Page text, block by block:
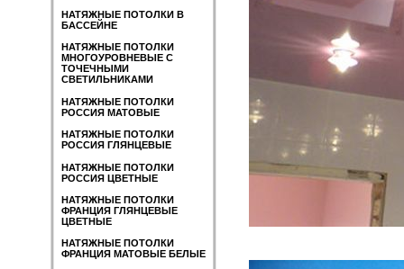
НАТЯЖНЫЕ ПОТОЛКИ В
БАССЕЙНЕ
НАТЯЖНЫЕ ПОТОЛКИ
МНОГОУРОВНЕВЫЕ С
ТОЧЕЧНЫМИ
СВЕТИЛЬНИКАМИ
НАТЯЖНЫЕ ПОТОЛКИ
РОССИЯ МАТОВЫЕ
НАТЯЖНЫЕ ПОТОЛКИ
РОССИЯ ГЛЯНЦЕВЫЕ
НАТЯЖНЫЕ ПОТОЛКИ
РОССИЯ ЦВЕТНЫЕ
НАТЯЖНЫЕ ПОТОЛКИ
ФРАНЦИЯ ГЛЯНЦЕВЫЕ
ЦВЕТНЫЕ
НАТЯЖНЫЕ ПОТОЛКИ
ФРАНЦИЯ МАТОВЫЕ БЕЛЫЕ